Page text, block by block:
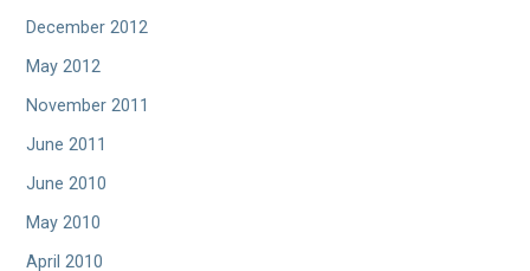
December 2012
May 2012
November 2011
June 2011
June 2010
May 2010
April 2010